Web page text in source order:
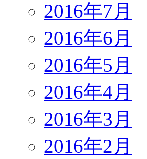
2016年7月
2016年6月
2016年5月
2016年4月
2016年3月
2016年2月